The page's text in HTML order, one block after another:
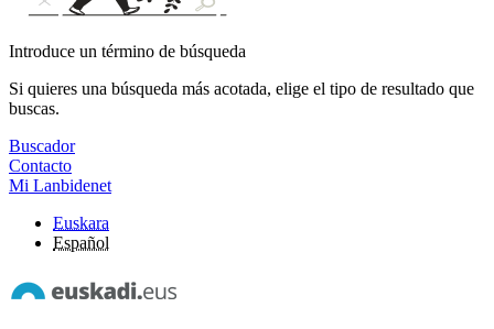
Introduce un término de búsqueda
Si quieres una búsqueda más acotada, elige el tipo de resultado que
buscas.
Buscador
Contacto
Mi Lanbidenet
Euskara
Español